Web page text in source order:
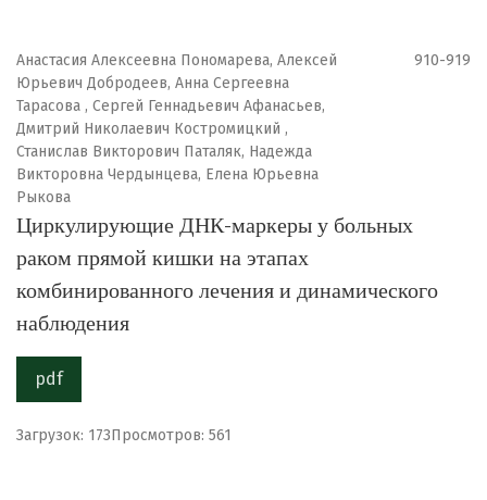
Анастасия Aлексеевна Пономарева, Алексей
Юрьевич Добродеев, Анна Сергеевна
Тарасова , Сергей Геннадьевич Афанасьев,
Дмитрий Николаевич Костромицкий ,
Станислав Викторович Паталяк, Надежда
Викторовна Чердынцева, Елена Юрьевна
Рыкова
910-919
Циркулирующие ДНК-маркеры у больных
раком прямой кишки на этапах
комбинированного лечения и динамического
наблюдения
pdf
Загрузок: 173Просмотров: 561